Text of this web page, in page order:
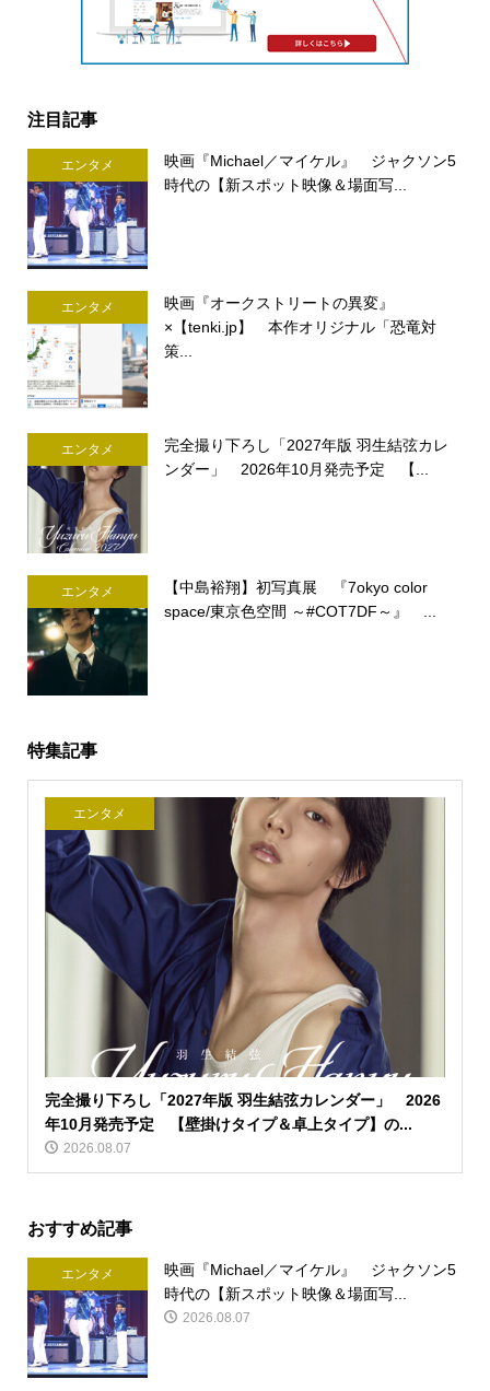
注目記事
エンタメ
映画『Michael／マイケル』 ジャクソン5
時代の【新スポット映像＆場面写...
エンタメ
映画『オークストリートの異変』
×【tenki.jp】 本作オリジナル「恐竜対
策...
エンタメ
完全撮り下ろし「2027年版 羽生結弦カレ
ンダー」 2026年10月発売予定 【...
エンタメ
【中島裕翔】初写真展 『7okyo color
space/東京色空間 ～#COT7DF～』 ...
特集記事
エンタメ
完全撮り下ろし「2027年版 羽生結弦カレンダー」 2026
年10月発売予定 【壁掛けタイプ＆卓上タイプ】の...
2026.08.07
おすすめ記事
エンタメ
映画『Michael／マイケル』 ジャクソン5
時代の【新スポット映像＆場面写...
2026.08.07